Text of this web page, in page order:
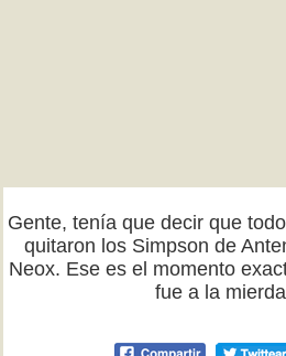
Gente, tenía que decir que
quitaron los Simpson de
Neox. Ese es el momento
fue a la